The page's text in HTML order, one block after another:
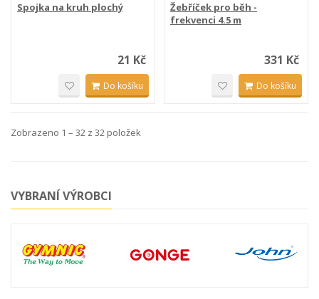
Spojka na kruh plochý
21 Kč
Do košíku
Žebříček pro běh -
frekvenci 4.5 m
331 Kč
Do košíku
Zobrazeno 1 – 32 z 32 položek
VYBRANÍ VÝROBCI